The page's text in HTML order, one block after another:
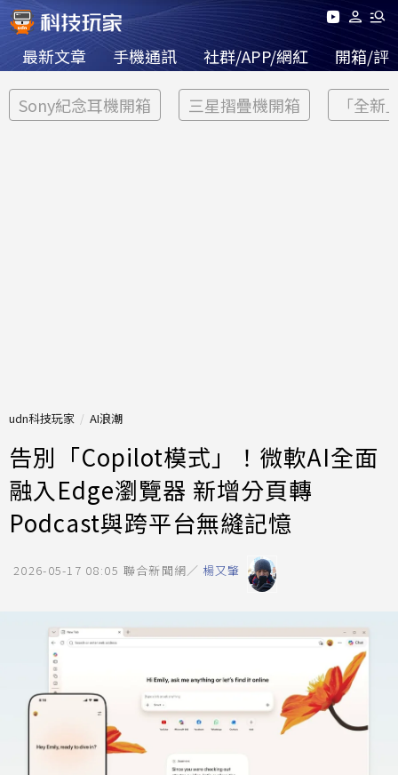
最新文章 手機通訊 社群/APP/網紅 開箱/評
Sony紀念耳機開箱 三星摺疊機開箱 「全新
udn科技玩家 AI浪潮
告別「Copilot模式」！微軟AI全面
融入Edge瀏覽器 新增分頁轉
Podcast與跨平台無縫記憶
2026-05-17 08:05 聯合新聞網／ 楊又肇